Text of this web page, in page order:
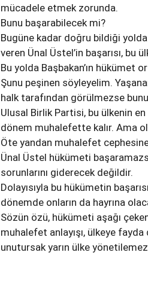
mücadele etmek zorunda.
Bunu başarabilecek mi?
Bugüne kadar doğru bildiği
veren Ünal Üstel’in başarısı, bu
Bu yolda Başbakan’ın hükümet
Şunu peşinen söyleyelim.
halk tarafından görülmezse
Ulusal Birlik Partisi, bu ülkenin
dönem muhalefette kalır. Ama
Öte yandan muhalefet
Ünal Üstel hükümeti
sorunlarını giderecek değildir.
Dolayısıyla bu hükümetin
dönemde onların da hayrına
Sözün özü, hükümeti aşağı
muhalefet anlayışı, ülkeye
unutursak yarın ülke